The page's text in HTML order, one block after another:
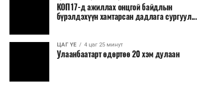
КОП17-д ажиллах онцгой байдлын
бүрэлдэхүүн хамтарсан дадлага сургуул...
ЦАГ ҮЕ 4 цаг 25 минут
Улаанбаатарт өдөртөө 20 хэм дулаан